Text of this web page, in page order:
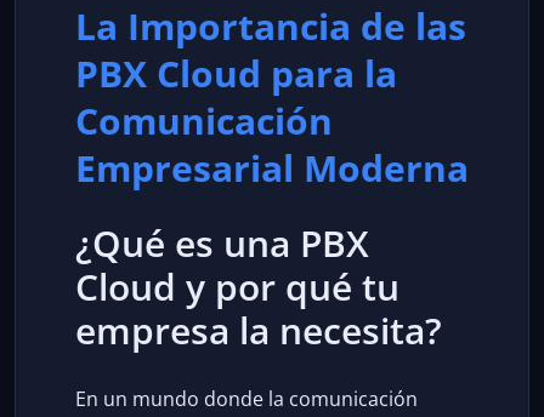
La Importancia de las
PBX Cloud para la
Comunicación
Empresarial Moderna
¿Qué es una PBX
Cloud y por qué tu
empresa la necesita?
En un mundo donde la comunicación